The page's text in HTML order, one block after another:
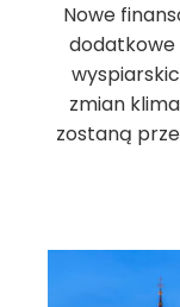
Nowe
dodatkowe
zmian
zostaną